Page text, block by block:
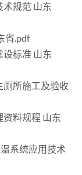
术规范 山东
省.pdf
设标准 山东
厕所施工及验收
料规程 山东
系统应用技术